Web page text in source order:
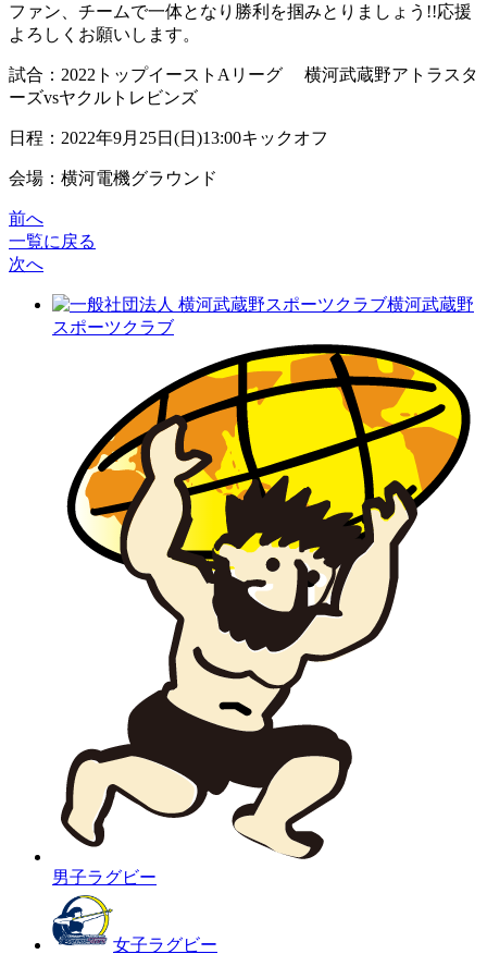
ファン、チームで一体となり勝利を掴みとりましょう!!応援
よろしくお願いします。
試合：2022トップイーストAリーグ 横河武蔵野アトラスタ
ーズvsヤクルトレビンズ
日程：2022年9月25日(日)13:00キックオフ
会場：横河電機グラウンド
前へ
一覧に戻る
次へ
横河武蔵野
スポーツクラブ
男子ラグビー
女子ラグビー